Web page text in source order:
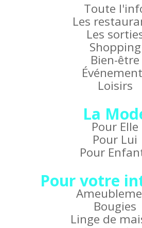
Toute
Les
Les
Shopping
Bien-être
Loisirs
La
Pour Elle
Pour Lui
Pour
Pour votre
Bougies
Linge de